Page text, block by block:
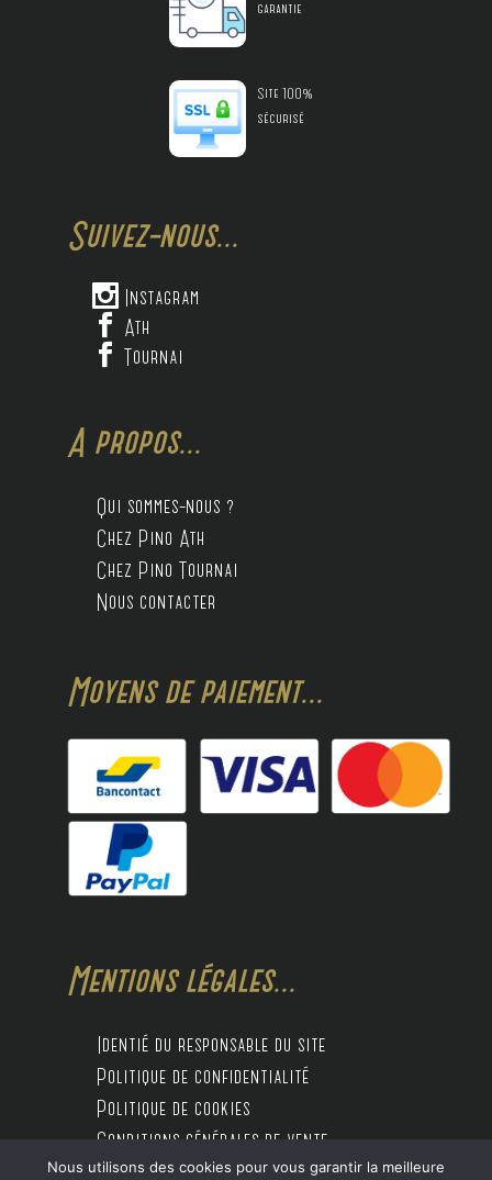
garantie
Site 100%
sécurisé
Suivez-nous...
 Instagram
 Ath
 Tournai
A propos...
Qui sommes-nous ?
Chez Pino Ath
Chez Pino Tournai
Nous contacter
Moyens de paiement...
Mentions légales...
Identié du responsable du site
Politique de confidentialité
Politique de cookies
Conditions générales de vente
Nous utilisons des cookies pour vous garantir la meilleure